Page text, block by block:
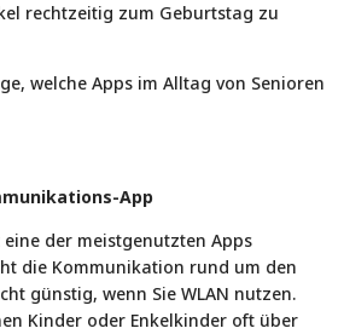
rechtzeitig zum Geburtstag zu
welche Apps im Alltag von Senioren
App
eine der meistgenutzten Apps
die Kommunikation rund um den
günstig, wenn Sie WLAN nutzen.
Kinder oder Enkelkinder oft über